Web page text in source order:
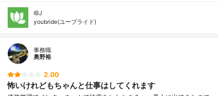
IBJ
youbride(ユーブライド)
事務職
奥野裕
2.00
怖いけれどもちゃんと仕事はしてくれます